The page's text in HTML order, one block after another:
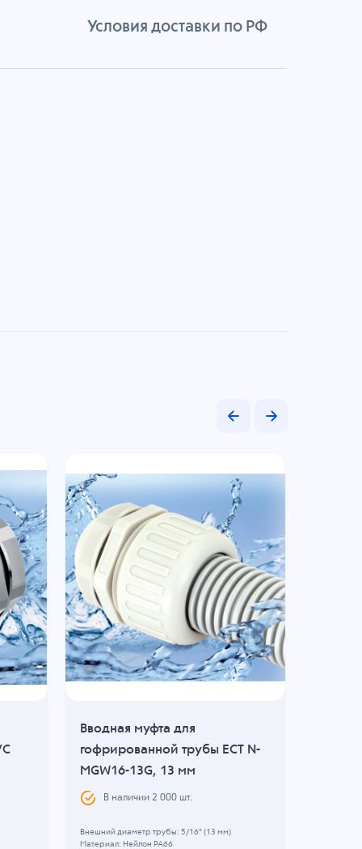
Условия доставки по РФ
Вводная муфта для
гофрированной трубы ECT N-
MGW16-13G, 13 мм
В наличии 2 000шт.
Внешний диаметр трубы: 5/16" (13 мм)
Материал: Нейлон PA66